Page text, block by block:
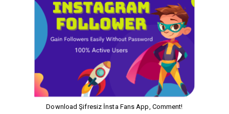
Download Şifresiz İnsta Fans App, Comment!